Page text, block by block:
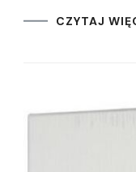
CZYTAJ